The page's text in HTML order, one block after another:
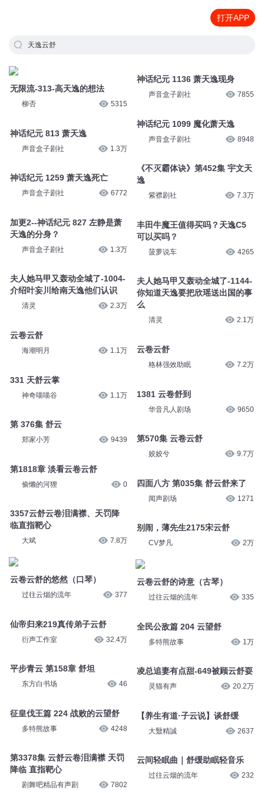
打开APP
天逸云舒
无限流-313-高天逸的想法
柳否 5315
神话纪元 813 萧天逸
声音盒子剧社 1.3万
神话纪元 1259 萧天逸死亡
声音盒子剧社 6772
加更2--神话纪元 827 左静是萧
天逸的分身？
声音盒子剧社 1.3万
夫人她马甲又轰动全城了-1004-
介绍叶妄川给南天逸他们认识
清灵 2.3万
云卷云舒
海潮明月 1.1万
331 天舒云掌
神奇喵喵谷 1.1万
第 376集 舒云
郑家小芳 9439
第1818章 淡看云卷云舒
偷懒的河狸 0
3357云舒云卷泪满襟、天罚降
临直指靶心
大斌 7.8万
云卷云舒的悠然（口琴）
过往云烟的流年 377
仙帝归来219真传弟子云舒
衍声工作室 32.4万
平步青云 第158章 舒坦
东方白书场 46
征皇伐王篇 224 战败的云望舒
多特熊故事 4248
第3378集 云舒云卷泪满襟 天罚
降临 直指靶心
剧舞吧精品有声剧 7802
神话纪元 1136 萧天逸现身
声音盒子剧社 7855
神话纪元 1099 魔化萧天逸
声音盒子剧社 8948
《不灭霸体诀》第452集 宇文天
逸
紫襟剧社 7.3万
丰田牛魔王值得买吗？天逸C5
可以买吗？
菠萝说车 4265
夫人她马甲又轰动全城了-1144-
你知道天逸要把欣瑶送出国的事
么
清灵 2.1万
云卷云舒
格林强效助眠 7.2万
1381 云卷舒到
华音凡人剧场 9650
第570集 云卷云舒
姣姣兮 9.7万
四面八方 第035集 舒云舒来了
闻声剧场 1271
别闹，薄先生2175宋云舒
CV梦凡 2万
云卷云舒的诗意（古琴）
过往云烟的流年 335
全民公敌篇 204 云望舒
多特熊故事 1万
凌总追妻有点甜-649被顾云舒耍
灵猫有声 20.2万
【养生有道·子云说】谈舒缓
大毉精誠 2637
云间轻眠曲｜舒缓助眠轻音乐
过往云烟的流年 232